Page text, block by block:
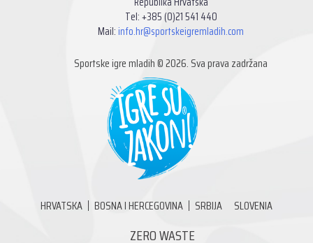
Tel: +385 (0)21 541 440
Mail: info.hr@sportskeigremladih.com
Sportske igre mladih © 2026. Sva prava zadržana
HRVATSKA BOSNA I HERCEGOVINA SRBIJA SLOVENIA
ZERO WASTE